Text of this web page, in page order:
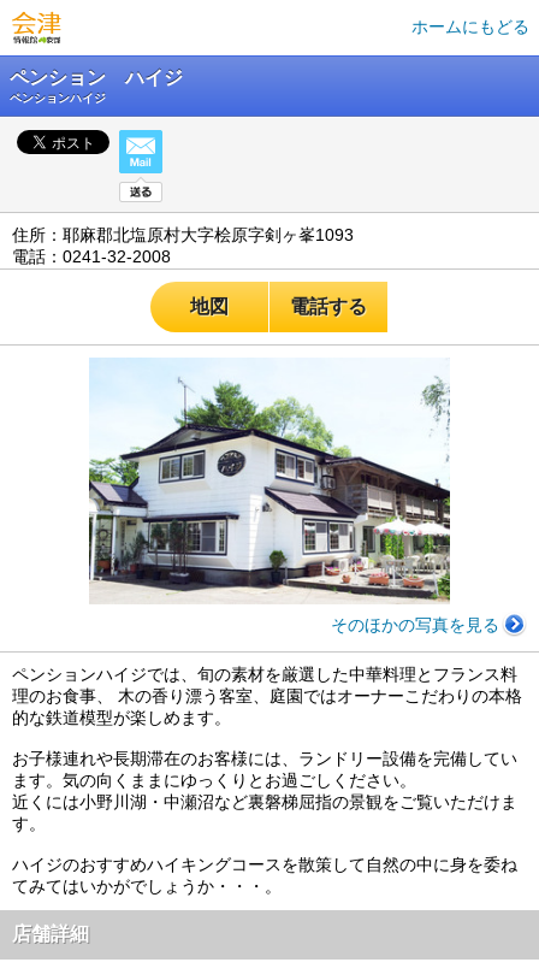
ホームにもどる
ペンション ハイジ
ペンションハイジ
住所：耶麻郡北塩原村大字桧原字剣ヶ峯1093
電話：0241-32-2008
地図 電話する
そのほかの写真を見る
ペンションハイジでは、旬の素材を厳選した中華料理とフランス料
理のお食事、 木の香り漂う客室、庭園ではオーナーこだわりの本格
的な鉄道模型が楽しめます。
お子様連れや長期滞在のお客様には、ランドリー設備を完備してい
ます。気の向くままにゆっくりとお過ごしください。
近くには小野川湖・中瀬沼など裏磐梯屈指の景観をご覧いただけま
す。
ハイジのおすすめハイキングコースを散策して自然の中に身を委ね
てみてはいかがでしょうか・・・。
店舗詳細